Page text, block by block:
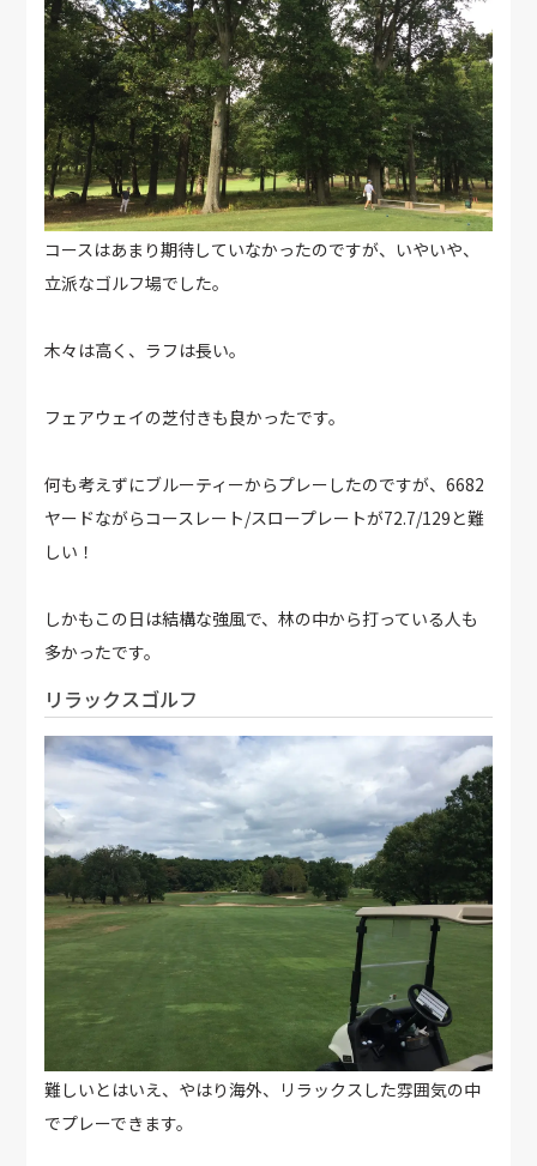
コースはあまり期待していなかったのですが、いやいや、
立派なゴルフ場でした。
木々は高く、ラフは長い。
フェアウェイの芝付きも良かったです。
何も考えずにブルーティーからプレーしたのですが、6682
ヤードながらコースレート/スロープレートが72.7/129と難
しい！
しかもこの日は結構な強風で、林の中から打っている人も
多かったです。
リラックスゴルフ
難しいとはいえ、やはり海外、リラックスした雰囲気の中
でプレーできます。